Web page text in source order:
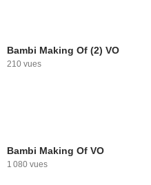
Bambi Making Of (2) VO
210 vues
Bambi Making Of VO
1 080 vues